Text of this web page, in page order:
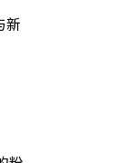
新